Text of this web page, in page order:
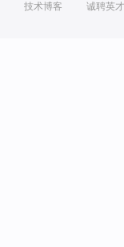
技术博客 诚聘英才